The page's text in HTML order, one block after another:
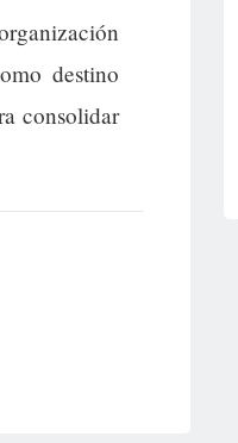
destino
consolidar